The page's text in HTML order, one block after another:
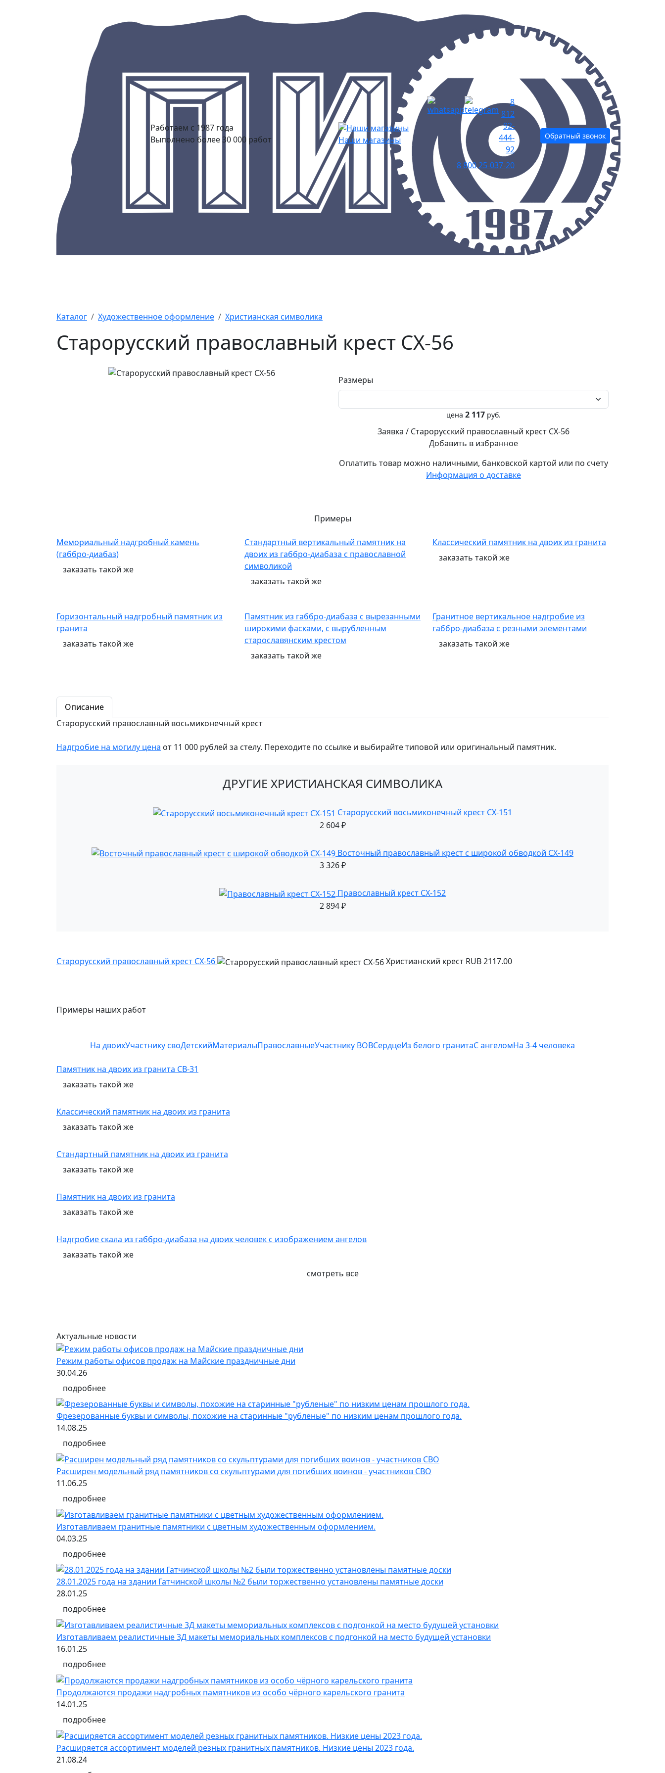
Работаем с 1987 года
Выполнено более 30 000 работ
Наши магазины
8
812
92-
444-
92
8 800 25-037-20
Обратный звонок
Каталог Художественное оформление Христианская символика
Старорусский православный крест СХ-56
Размеры
цена 2 117 руб.
Заявка / Старорусский православный крест СХ-56
Добавить в избранное
Оплатить товар можно наличными, банковской картой или по счету
Информация о доставке
Примеры
Мемориальный надгробный камень
(габбро-диабаз)
заказать такой же
Стандартный вертикальный памятник на
двоих из габбро-диабаза с православной
символикой
заказать такой же
Классический памятник на двоих из гранита
заказать такой же
Горизонтальный надгробный памятник из
гранита
заказать такой же
Памятник из габбро-диабаза с вырезанными
широкими фасками, с вырубленным
старославянским крестом
заказать такой же
Гранитное вертикальное надгробие из
габбро-диабаза с резными элементами
заказать такой же
Описание
Старорусский православный восьмиконечный крест
Надгробие на могилу цена от 11 000 рублей за стелу. Переходите по ссылке и выбирайте типовой или оригинальный памятник.
ДРУГИЕ ХРИСТИАНСКАЯ СИМВОЛИКА
Старорусский восьмиконечный крест СХ-151
2 604₽
Восточный православный крест с широкой обводкой СХ-149
3 326₽
Православный крест СХ-152
2 894₽
Старорусский православный крест СХ-56 Христианский крест RUB2117.00
Примеры наших работ
На двоихУчастнику своДетскийМатериалыПравославныеУчастнику ВОВСердцеИз белого гранитаС ангеломНа 3-4 человека
Памятник на двоих из гранита СВ-31
заказать такой же
Классический памятник на двоих из гранита
заказать такой же
Стандартный памятник на двоих из гранита
заказать такой же
Памятник на двоих из гранита
заказать такой же
Надгробие скала из габбро-диабаза на двоих человек с изображением ангелов
заказать такой же
смотреть все
Актуальные новости
Режим работы офисов продаж на Майские праздничные дни
30.04.26
подробнее
Фрезерованные буквы и символы, похожие на старинные "рубленые" по низким ценам прошлого года.
14.08.25
подробнее
Расширен модельный ряд памятников со скульптурами для погибших воинов - участников СВО
11.06.25
подробнее
Изготавливаем гранитные памятники с цветным художественным оформлением.
04.03.25
подробнее
28.01.2025 года на здании Гатчинской школы №2 были торжественно установлены памятные доски
28.01.25
подробнее
Изготавливаем реалистичные 3Д макеты мемориальных комплексов с подгонкой на место будущей установки
16.01.25
подробнее
Продолжаются продажи надгробных памятников из особо чёрного карельского гранита
14.01.25
подробнее
Расширяется ассортимент моделей резных гранитных памятников. Низкие цены 2023 года.
21.08.24